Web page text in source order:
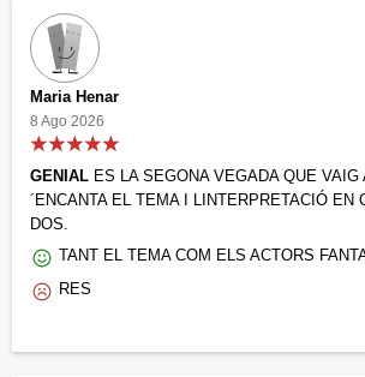
Maria Henar
8 Ago 2026
GENIAL ES LA SEGONA VEGADA QUE VAIG
´ENCANTA EL TEMA I LINTERPRETACIÓ EN
DOS.
TANT EL TEMA COM ELS ACTORS
RES